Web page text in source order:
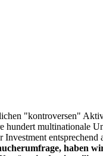
"kontroversen"
multinationale
haben